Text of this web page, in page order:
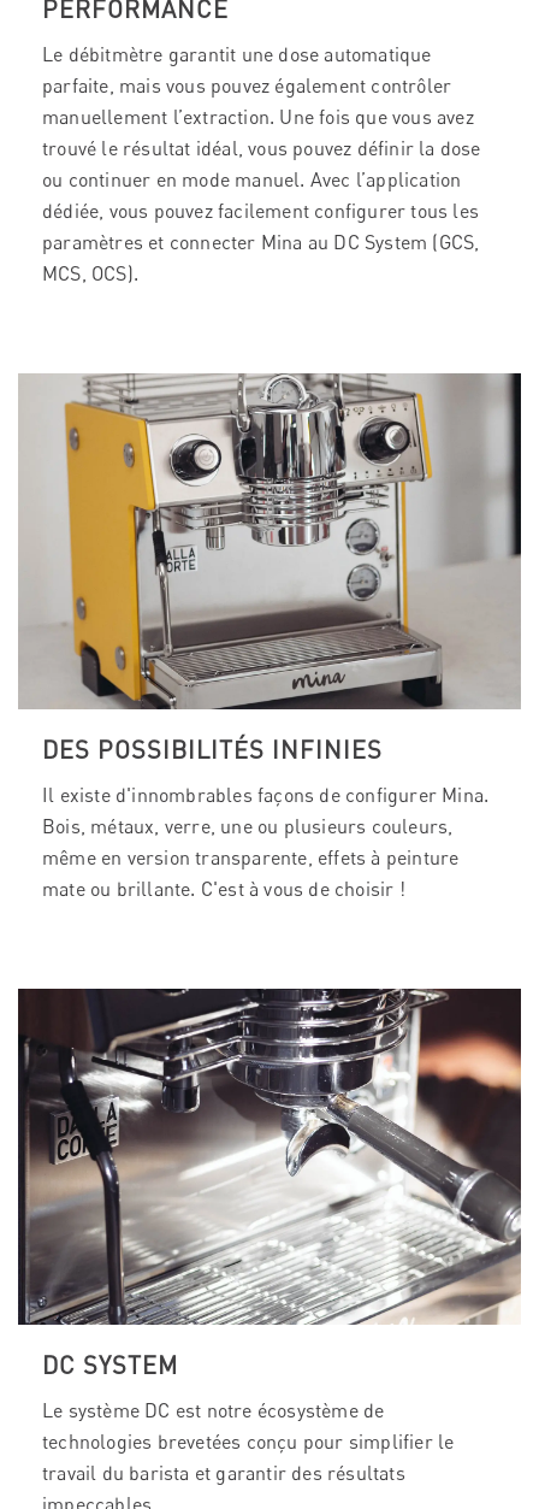
PERFORMANCE
Le débitmètre garantit une dose automatique
parfaite, mais vous pouvez également contrôler
manuellement l’extraction. Une fois que vous avez
trouvé le résultat idéal, vous pouvez définir la dose
ou continuer en mode manuel. Avec l’application
dédiée, vous pouvez facilement configurer tous les
paramètres et connecter Mina au DC System (GCS,
MCS, OCS).
DES POSSIBILITÉS INFINIES
Il existe d'innombrables façons de configurer Mina.
Bois, métaux, verre, une ou plusieurs couleurs,
même en version transparente, effets à peinture
mate ou brillante. C'est à vous de choisir !
DC SYSTEM
Le système DC est notre écosystème de
technologies brevetées conçu pour simplifier le
travail du barista et garantir des résultats
impeccables.